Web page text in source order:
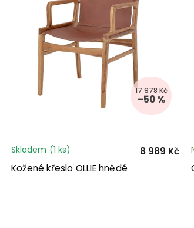
17 978 Kč
–50 %
Kožené křeslo OLLIE hnědé
Skladem (1 ks) 8 989 Kč